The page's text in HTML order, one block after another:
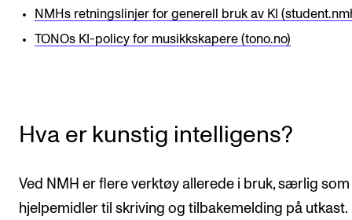
NMHs retningslinjer for generell bruk av KI
TONOs KI-policy for musikkskapere (tono.no)
Hva er kunstig intelligens?
Ved NMH er flere verktøy allerede i bruk, særlig som
hjelpemidler til skriving og tilbakemelding på utkast.